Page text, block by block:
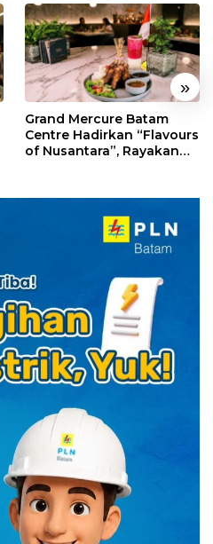
»
Grand Mercure Batam
Centre Hadirkan “Flavours
of Nusantara”, Rayakan